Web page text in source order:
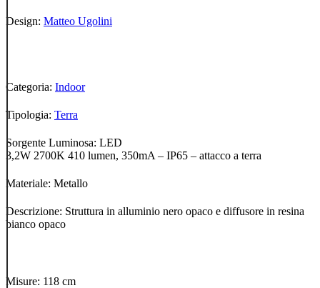
Design: Matteo Ugolini
Categoria: Indoor
Tipologia: Terra
Sorgente Luminosa: LED
3,2W 2700K 410 lumen, 350mA – IP65 – attacco a terra
Materiale: Metallo
Descrizione: Struttura in alluminio nero opaco e diffusore in resina
bianco opaco
Misure: 118 cm